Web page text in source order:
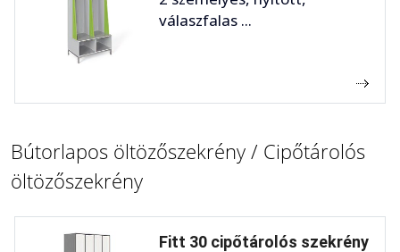
válaszfalas ...
Bútorlapos öltözőszekrény / Cipőtárolós
öltözőszekrény
Fitt 30 cipőtárolós szekrény